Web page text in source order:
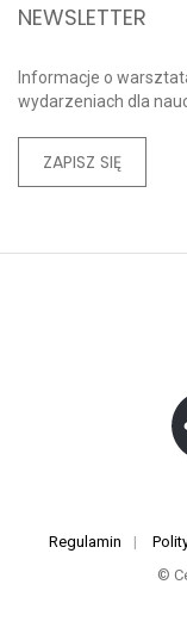
NEWSLETTER
Informacje o
wydarzeniach dla
ZAPISZ SIĘ
Regulamin |
©